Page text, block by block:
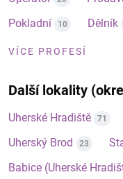
Pokladní 10 Dělník
VÍCE PROFESÍ
Další lokality
Uherské Hradiště 71
Uherský Brod 23
Babice (Uherské